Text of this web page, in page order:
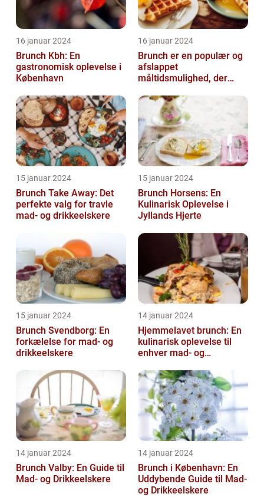
16 januar 2024
Brunch Kbh: En
gastronomisk oplevelse i
København
16 januar 2024
Brunch er en populær og
afslappet
måltidsmulighed, der
fra både morgenmad og
15 januar 2024
Brunch Take Away: Det
perfekte valg for travle
mad- og drikkeelskere
15 januar 2024
Brunch Horsens: En
Kulinarisk Oplevelse i
Jyllands Hjerte
15 januar 2024
Brunch Svendborg: En
forkælelse for mad- og
drikkeelskere
14 januar 2024
Hjemmelavet brunch: En
kulinarisk oplevelse til
enhver mad- og
14 januar 2024
Brunch Valby: En Guide til
Mad- og Drikkeelskere
14 januar 2024
Brunch i København: En
Uddybende Guide til Mad-
og Drikkeelskere